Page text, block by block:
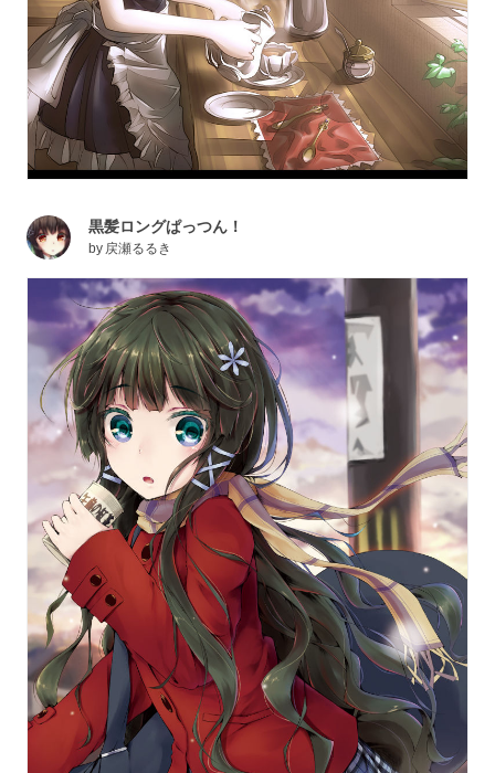
黒髪ロングぱっつん！
by 戻瀬るるき